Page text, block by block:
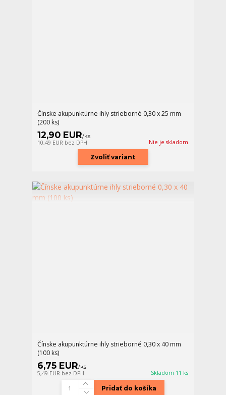
Čínske akupunktúrne ihly strieborné 0,30 x 25 mm
(200 ks)
12,90 EUR/ks
10,49 EUR bez DPH Nie je skladom
Zvoliť variant
Čínske akupunktúrne ihly strieborné 0,30 x 40 mm
(100 ks)
6,75 EUR/ks
5,49 EUR bez DPH Skladom 11 ks
Pridať do košíka